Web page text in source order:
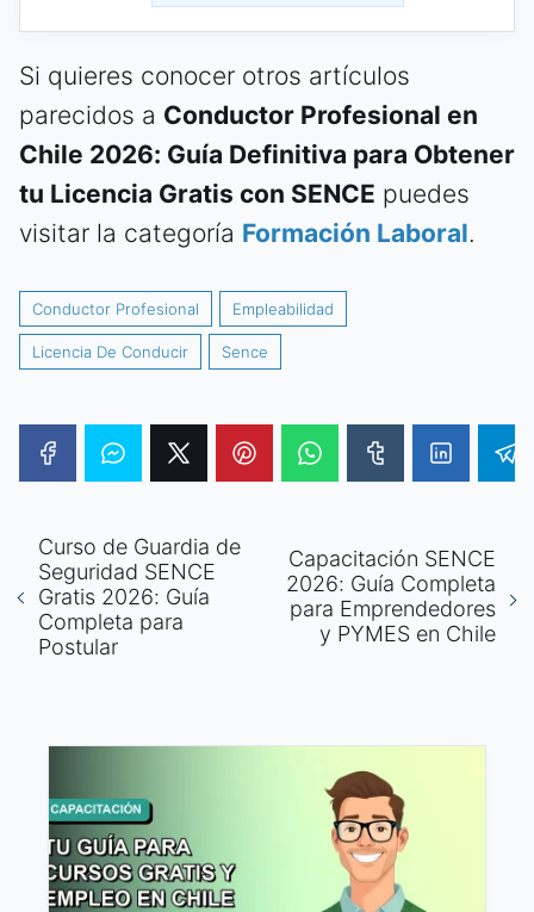
Si quieres conocer otros artículos
parecidos a Conductor Profesional en
Chile 2026: Guía Definitiva para Obtener
tu Licencia Gratis con SENCE puedes
visitar la categoría Formación Laboral.
Conductor Profesional Empleabilidad
Licencia De Conducir Sence
Curso de Guardia de
Seguridad SENCE
Gratis 2026: Guía
Completa para
Postular
Capacitación SENCE
2026: Guía Completa
para Emprendedores
y PYMES en Chile